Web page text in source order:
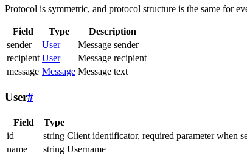
Protocol is symmetric, and protocol structure is the same for
Field Type
Description
sender
User
Message sender
recipient User
Message recipient
message Message Message text
User#
Field Type
id
string Client identificator, required parameter when
name
string Username